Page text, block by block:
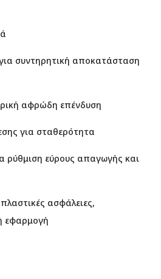
συντηρητική αποκατάσταση
αφρώδη επένδυση
για σταθερότητα
ρύθμιση εύρους απαγωγής και
ασφάλειες,
εφαρμογή